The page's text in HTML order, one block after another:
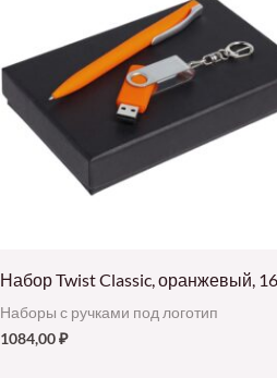
Набор Twist Classic, оранжевый,
Наборы с ручками под логотип
1084,00₽